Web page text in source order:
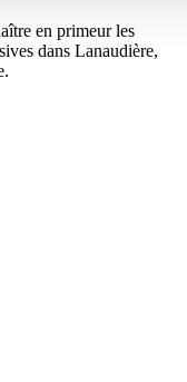
en primeur les
dans Lanaudière,